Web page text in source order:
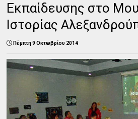
Εκπαίδευσης στο
Ιστορίας
Πέμπτη 9 Οκτωβρίου 2014